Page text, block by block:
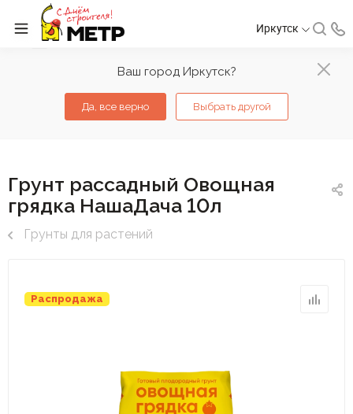
Ваш город Иркутск?
Да, все верно Выбрать другой
Иркутск
Грунт рассадный Овощная
грядка НашаДача 10л
Грунты для растений
Распродажа